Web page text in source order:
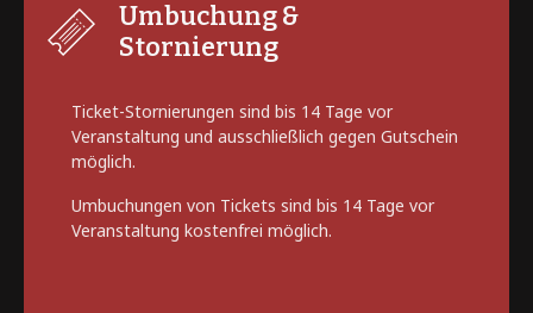
Umbuchung &
Stornierung
Ticket-Stornierungen sind bis 14 Tage vor
Veranstaltung und ausschließlich gegen Gutschein
möglich.
Umbuchungen von Tickets sind bis 14 Tage vor
Veranstaltung kostenfrei möglich.